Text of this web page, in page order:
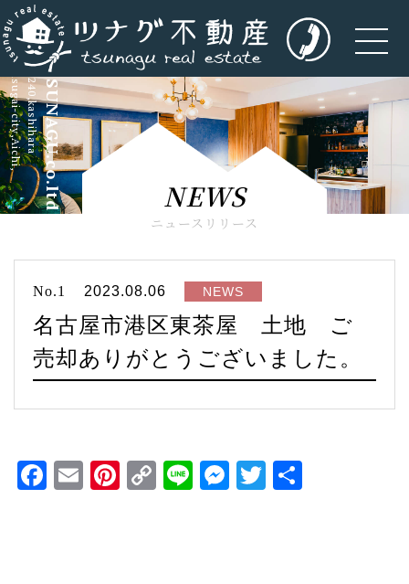
TSUNAGU.co.ltd
5-240,kashihara
kasugai-city,Aichi,
NEWS
ニュースリリース
No.1 2023.08.06 NEWS
名古屋市港区東茶屋 土地 ご
売却ありがとうございました。
Facebook
EmailPinterest
CopyLineMessenger
Twitter